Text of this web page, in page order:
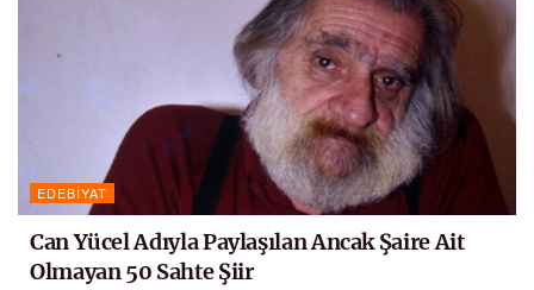
EDEBIYAT
Can Yücel Adıyla Paylaşılan Ancak Şaire Ait
Olmayan 50 Sahte Şiir